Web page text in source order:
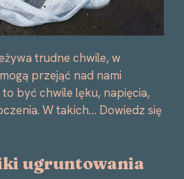
trudne chwile, w
przejąć nad nami
być chwile lęku, napięcia,
W takich… Dowiedz się
ugruntowania